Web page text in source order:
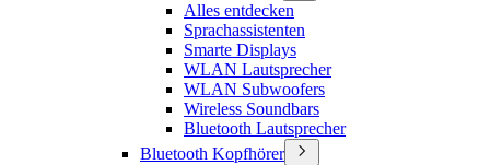
Alles entdecken
Sprachassistenten
Smarte Displays
WLAN Lautsprecher
WLAN Subwoofers
Wireless Soundbars
Bluetooth Lautsprecher
Bluetooth Kopfhörer